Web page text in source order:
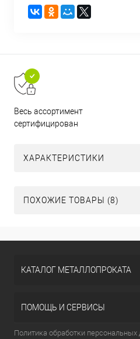
Весь ассортимент
сертифицирован
ХАРАКТЕРИСТИКИ
ПОХОЖИЕ ТОВАРЫ (8)
КАТАЛОГ МЕТАЛЛОПРОКАТА
ПОМОЩЬ И СЕРВИСЫ
Политика обработки персональных